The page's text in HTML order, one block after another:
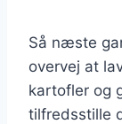
Så næste
overvej at
kartofler og
tilfredsstille